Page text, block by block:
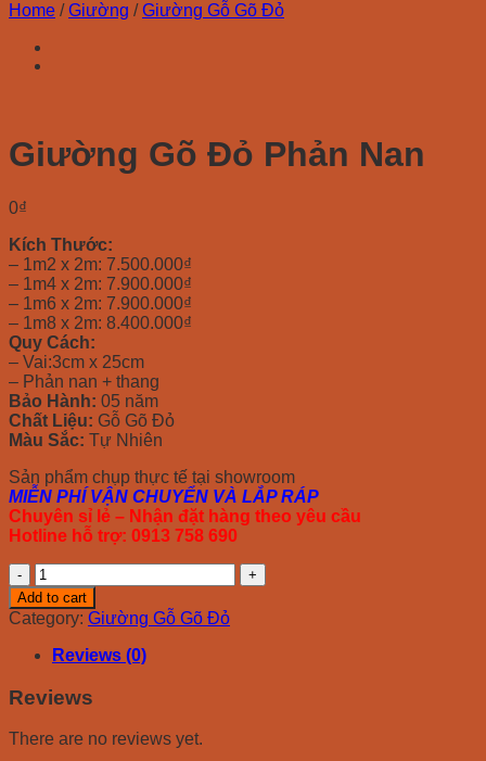
Home / Giường / Giường Gỗ Gõ Đỏ
Giường Gõ Đỏ Phản Nan
0₫
Kích Thước:
– 1m2 x 2m: 7.500.000₫
– 1m4 x 2m: 7.900.000₫
– 1m6 x 2m: 7.900.000₫
– 1m8 x 2m: 8.400.000₫
Quy Cách:
– Vai:3cm x 25cm
– Phản nan + thang
Bảo Hành: 05 năm
Chất Liệu: Gỗ Gõ Đỏ
Màu Sắc: Tự Nhiên
Sản phẩm chụp thực tế tại showroom
MIỄN PHÍ VẬN CHUYỂN VÀ LẮP RÁP
Chuyên sỉ lẻ – Nhận đặt hàng theo yêu cầu
Hotline hỗ trợ: 0913 758 690
Giường
Gõ
Đỏ
Phản
Nan
quantity
Add to cart
Category: Giường Gỗ Gõ Đỏ
Reviews (0)
Reviews
There are no reviews yet.